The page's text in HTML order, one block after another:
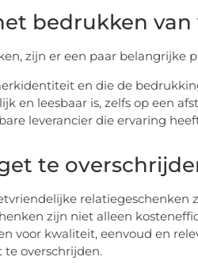
bedrukken van
zijn er een paar belangrijke
en die de
en leesbaar is, zelfs op een
leverancier die ervaring
te
relatiegeschenken
zijn niet alleen
voor kwaliteit, eenvoud en
overschrijden.